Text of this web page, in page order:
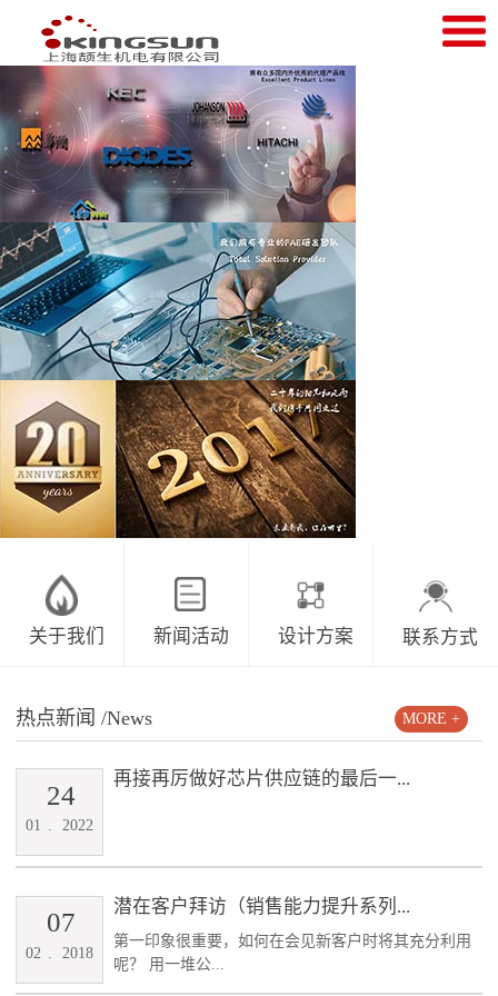
关于我们 新闻活动 设计方案 联系方式
热点新闻 /News
再接再厉做好芯片供应链的最后一...
01 . 2022
24
潜在客户拜访（销售能力提升系列...
第一印象很重要，如何在会见新客户时将其充分利用
呢？ 用一堆公...
02 2018
07
MORE +